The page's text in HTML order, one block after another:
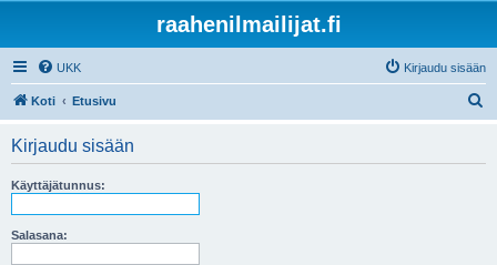
raahenilmailijat.fi
UKK Kirjaudu sisään
Koti Etusivu
Kirjaudu sisään
Käyttäjätunnus:
Salasana: